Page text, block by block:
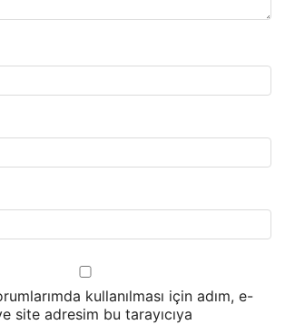
kullanılması için adım, e-
site adresim bu tarayıcıya